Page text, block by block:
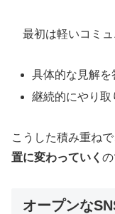
最初は軽いコミュ
具体的な見解を
継続的にやり取
こうした積み重ねで
置に変わっていく の
オープンな